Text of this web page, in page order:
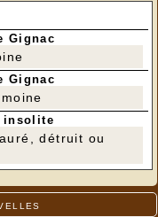
Gignac
Gignac
insolite
détruit ou